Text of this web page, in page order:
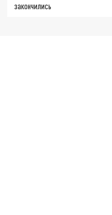
закончились